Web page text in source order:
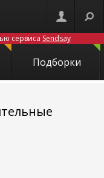
сервиса Sendsay
Подборки